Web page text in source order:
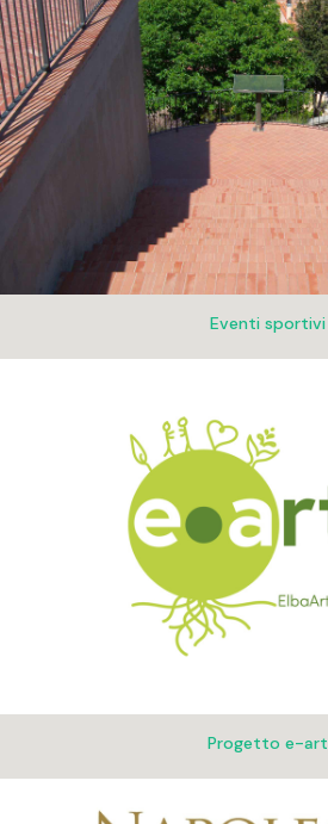
Eventi sportivi
Progetto e-art